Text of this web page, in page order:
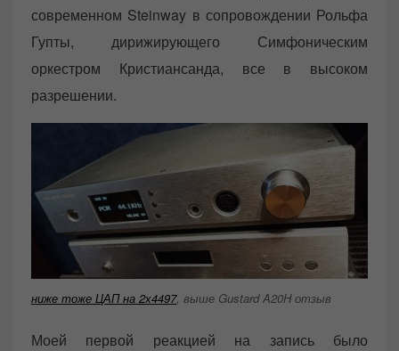
современном Steinway в сопровождении Рольфа
Гупты, дирижирующего Симфоническим
оркестром Кристиансанда, все в высоком
разрешении.
ниже тоже ЦАП на 2х4497, выше Gustard A20H отзыв
Моей первой реакцией на запись было